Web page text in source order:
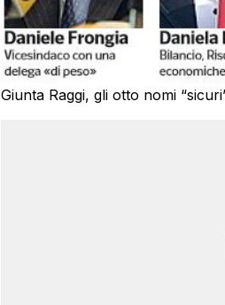
Giunta Raggi, gli otto nomi